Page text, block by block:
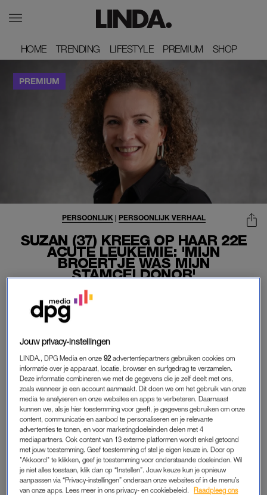
HOME
HOME TRENDING
TRENDING LIFESTYLE
LIFESTYLE PREMIUM
PREMIUM SHOP
SHOP
SUZAN (37) KREEG OP HAAR 22E
ACUTE LEUKEMIE: 'MIJN
BROERTJE WAS MIJN
STAMCELDONOR'
PERSOONLIJK | PERSOONLIJK VERHAAL
02-06-2026
LEES VERDER MET
PREMIUM
Krijg onbeperkt toegang tot alle
artikelen
Lees LINDA.magazine online
Geniet van te gekke winacties en
lekkere puzzels
Jouw privacy-instellingen
LINDA., DPG Media en onze92 advertentiepartners gebruiken cookies om
informatie over je apparaat, locatie, browser en surfgedrag te verzamelen.
Deze informatie combineren we met de gegevens die je zelf deelt met ons,
zoals wanneer je een account aanmaakt. Dit doen we om het gebruik van onze
media te analyseren en onze websites en apps te verbeteren. Daarnaast
kunnen we, als je hier toestemming voor geeft, je gegevens gebruiken om onze
content, communicatie en aanbod te personaliseren en je relevante
advertenties te tonen, en voor marketingdoeleinden delen met 4
mediapartners. Ook content van 13 externe platformen wordt enkel getoond
met jouw toestemming. Geef toestemming of stel je eigen keuze in. Door op
"Akkoord" te klikken, geef je toestemming voor onderstaande doeleinden. Wil
je niet alles toestaan, klik dan op “Instellen”. Jouw keuze kun je opnieuw
aanpassen via “Privacy-instellingen” onderaan onze websites of in de menu’s
van onze apps. Lees meer in ons privacy- en cookiebeleid.
Raadpleeg ons